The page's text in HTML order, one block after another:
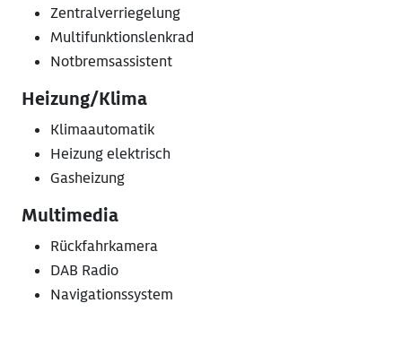
Zentralverriegelung
Multifunktionslenkrad
Notbremsassistent
Heizung/Klima
Klimaautomatik
Heizung elektrisch
Gasheizung
Multimedia
Rückfahrkamera
DAB Radio
Navigationssystem